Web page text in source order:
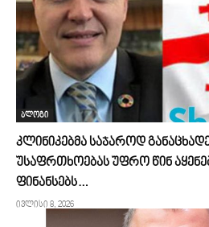
ბლოგი
კლინიკებმა საჯაროდ
უსაფრთხოებას უფრო წინ
ფინანსებს…
ივლისი 8, 2026